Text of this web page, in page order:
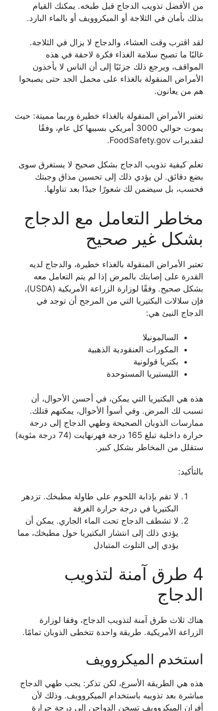
من الأفضل تذويب الدجاج قبل طبخه. يمكنك القيام
بذلك بأمان في الثلاجة أو الميكروويف أو بالماء البارد.
لقد اقترب وقت العشاء، والدجاج لا يزال في الثلاجة.
غالبًا ما تصبح سلامة الغذاء فكرة لاحقة في هذه
المواقف، ويرجع ذلك جزئيًا إلى أن الناس لا يأخذون
الأمراض المنقولة بالغذاء على محمل الجد حتى يصبحوا
هم من يعانون.
تعتبر الأمراض المنقولة بالغذاء خطيرة وربما مميتة: حيث
يموت حوالي 3000 أمريكي بسببها كل عام، وفقًا
لتقديرات FoodSafety.gov.
تعلم كيفية تذويب الدجاج بشكل صحيح لا يستغرق سوى
بضع دقائق. لن يؤدي ذلك إلى تحسين مذاق وجبتك
فحسب، بل سيضمن لك شعورًا جيدًا بعد تناولها.
مخاطر التعامل مع الدجاج
بشكل غير صحيح
تعتبر الأمراض المنقولة بالغذاء خطيرة، والدجاج لديه
القدرة على إصابتك بالمرض إذا لم يتم التعامل معه
بشكل صحيح. وفقًا لوزارة الزراعة الأمريكية (USDA)،
فإن سلالات البكتيريا التي من المرجح أن توجد في
الدجاج النيئ هي:
السالمونيلا
المكورات العنقودية الذهبية
بكتريا قولونية
الليستيريا المستوحدة
هذه هي البكتيريا التي يمكن، في أحسن الأحوال، أن
تسبب لك المرض. وفي أسوأ الأحوال، يمكنهم قتلك.
ممارسات الذوبان الصحيحة وطهي الدجاج إلى درجة
حرارة داخلية تبلغ 165 درجة فهرنهايت (74 درجة مئوية)
ستقلل من المخاطر بشكل كبير.
بالتأكيد:
لا تقم بإذابة اللحوم على طاولة مطبخك. تزدهر
البكتيريا في درجة حرارة الغرفة
لا تشطف الدجاج تحت الماء الجاري. يمكن أن
يؤدي ذلك إلى انتشار البكتيريا حول مطبخك، مما
يؤدي إلى التلوث المتبادل
4 طرق آمنة لتذويب
الدجاج
هناك ثلاث طرق آمنة لتذويب الدجاج، وفقا لوزارة
الزراعة الأمريكية. طريقة واحدة تتخطى الذوبان تمامًا.
استخدم الميكروويف
هذه هي الطريقة الأسرع، لكن تذكر: يجب طهي الدجاج
مباشرة بعد تذويبه باستخدام الميكروويف. وذلك لأن
أفران الميكروويف تسخن الدواجن إلى درجة حرارة